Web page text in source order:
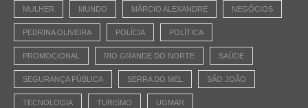
MULHER MUNDO MÁRCIO ALEXANDRE NEGÓCIOS
PEDRINA OLIVEIRA POLÍCIA POLÍTICA
PROMOCIONAL RIO GRANDE DO NORTE SAÚDE
SEGURANÇA PÚBLICA SERRA DO MEL SÃO JOÃO
TECNOLOGIA TURISMO UGMAR